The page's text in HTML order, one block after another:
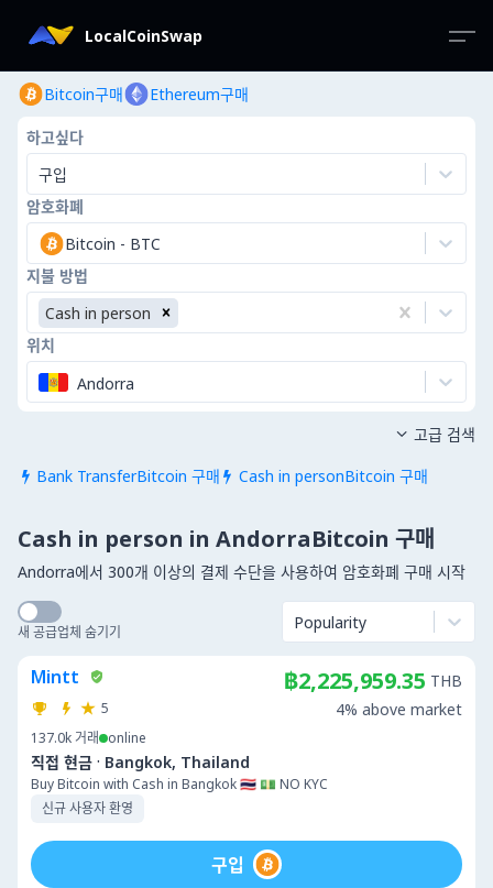
LocalCoinSwap
Bitcoin구매 Ethereum구매
하고싶다
구입
암호화폐
Bitcoin - BTC
지불 방법
Cash in person
위치
Andorra
 Bank TransferBitcoin 구매  Cash in personBitcoin 구매
 고급 검색
Cash in person in AndorraBitcoin 구매
Andorra에서 300개 이상의 결제 수단을 사용하여 암호화폐 구매 시작
새 공급업체 숨기기 Popularity
Mintt
5
137.0k 거래 online
직접 현금 · Bangkok, Thailand
Buy Bitcoin with Cash in Bangkok 🇹🇭 💵 NO KYC
신규 사용자 환영
฿2,225,959.35 THB
4% above market
구입